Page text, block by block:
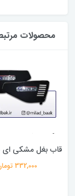
محصولات
قاب بغل مشکی ای
332,000 تومان